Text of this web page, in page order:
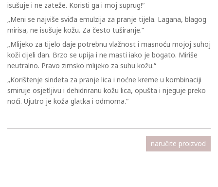
isušuje i ne zateže. Koristi ga i moj suprug!“
„Meni se najviše sviđa emulzija za pranje tijela. Lagana, blagog
mirisa, ne isušuje kožu. Za često tuširanje.“
„Mlijeko za tijelo daje potrebnu vlažnost i masnoću mojoj suhoj
koži cijeli dan. Brzo se upija i ne masti iako je bogato. Miriše
neutralno. Pravo zimsko mlijeko za suhu kožu.“
„Korištenje sindeta za pranje lica i noćne kreme u kombinaciji
smiruje osjetljivu i dehidriranu kožu lica, opušta i njeguje preko
noći. Ujutro je koža glatka i odmorna.“
naručite proizvod